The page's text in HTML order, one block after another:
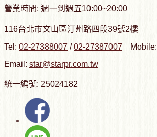
營業時間: 週一到週五10:00~20:00
116台北市文山區汀州路四段39號2樓
Tel: 02-27388007 /02-27387007 Mobile:
Email: star@starpr.com.tw
統一編號: 25024182